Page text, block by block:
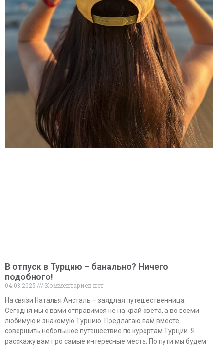
В отпуск в Турцию – банально? Ничего
подобного!
04.08.2025
Комментариев нет
На связи Наталья Ансталь – заядлая путешественница.
Сегодня мы с вами отправимся не на край света, а во всеми
любимую и знакомую Турцию. Предлагаю вам вместе
совершить небольшое путешествие по курортам Турции. Я
расскажу вам про самые интересные места. По пути мы будем